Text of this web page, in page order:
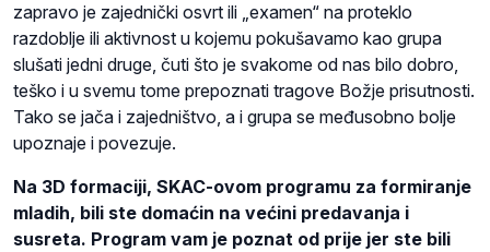
zapravo je zajednički osvrt ili „examen“ na proteklo
razdoblje ili aktivnost u kojemu pokušavamo kao grupa
slušati jedni druge, čuti što je svakome od nas bilo dobro,
teško i u svemu tome prepoznati tragove Božje prisutnosti.
Tako se jača i zajedništvo, a i grupa se međusobno bolje
upoznaje i povezuje.
Na 3D formaciji, SKAC-ovom programu za formiranje
mladih, bili ste domaćin na većini predavanja i
susreta. Program vam je poznat od prije jer ste bili